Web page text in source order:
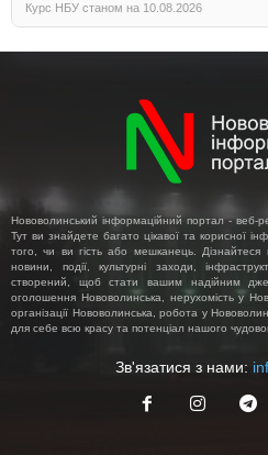
Курс НБУ станом на 10.08.2026
Нововолинський інформаційний портал - веб-
Тут ви знайдете багато цікавої та корисної
того, чи ви гість або мешканець. Дізнайтеся
новини, події, культурні заходи,
створений, щоб стати вашим надійним
оголошення Нововолинська, нерухомість у
організації Нововолинська, робота у
для себе всю красу та потенціал нашого
Зв'язатися з нами: